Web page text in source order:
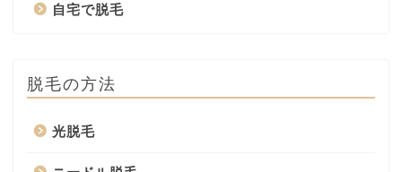
自宅で脱毛
脱毛の方法
光脱毛